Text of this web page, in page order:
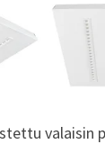
valaisin